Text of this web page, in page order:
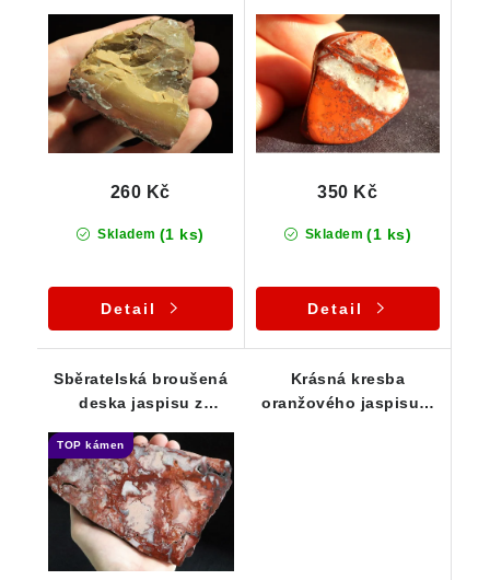
Skladem (1 ks)
260 Kč
Detail
Skladem (1 ks)
350 Kč
Detail
Sběratelská broušená
deska jaspisu z
TOP kámen
Krásná kresba
oranžového jaspisu s